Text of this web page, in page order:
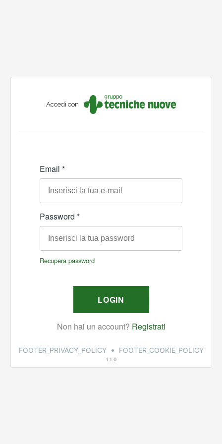
Accedi con
FOOTER_PRIVACY_POLICY • FOOTER_COOKIE_POLICY
1.1.0